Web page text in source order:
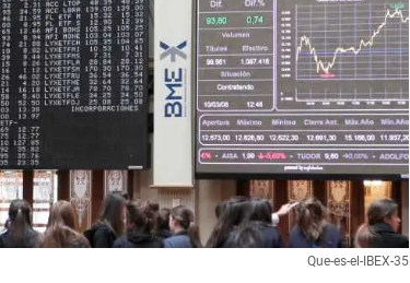
Que-es-el-IBEX-35